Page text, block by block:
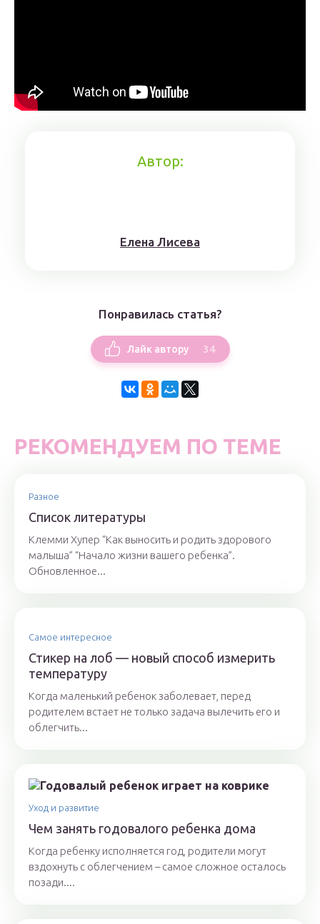
Автор:
Елена Лисева
Понравилась статья?
Лайк автору 34
РЕКОМЕНДУЕМ ПО ТЕМЕ
Разное
Список литературы
Клемми Хупер “Как выносить и родить здорового
малыша” “Начало жизни вашего ребенка”.
Обновленное...
Самое интересное
Стикер на лоб — новый способ измерить
температуру
Когда маленький ребенок заболевает, перед
родителем встает не только задача вылечить его и
облегчить...
Уход и развитие
Чем занять годовалого ребенка дома
Когда ребенку исполняется год, родители могут
вздохнуть с облегчением – самое сложное осталось
позади....